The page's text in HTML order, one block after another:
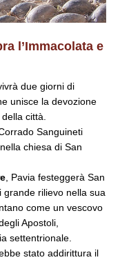
l’Immacolata e
due giorni di
unisce la devozione
città.
Sanguineti
chiesa di San
, Pavia festeggerà San
grande rilievo nella sua
come un vescovo
Apostoli,
settentrionale.
stato addirittura il